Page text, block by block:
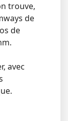
trouve,
de
de
avec